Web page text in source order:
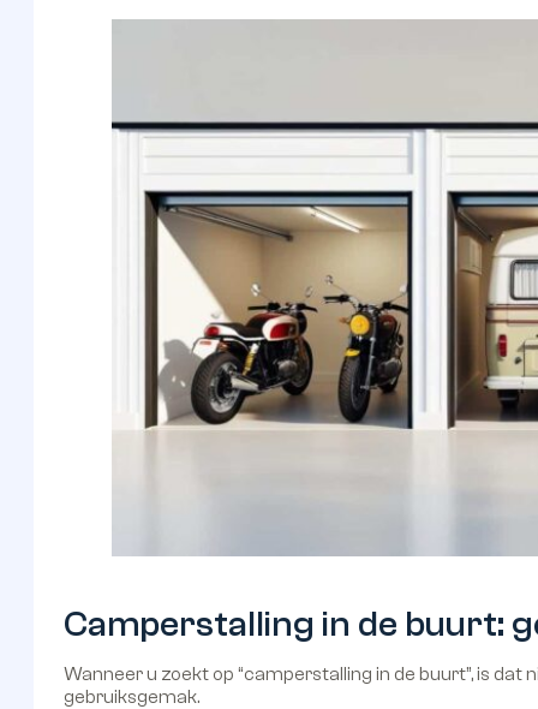
Camperstalling in de buurt:
Wanneer u zoekt op “camperstalling in de buurt”, is
gebruiksgemak.